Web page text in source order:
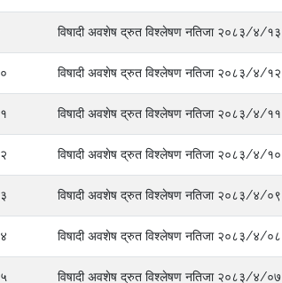
विषादी अवशेष द्रुत विश्लेषण नतिजा २०८३/४/१३
विषादी अवशेष द्रुत विश्लेषण नतिजा २०८३/४/१२
विषादी अवशेष द्रुत विश्लेषण नतिजा २०८३/४/११
विषादी अवशेष द्रुत विश्लेषण नतिजा २०८३/४/१०
विषादी अवशेष द्रुत विश्लेषण नतिजा २०८३/४/०९
विषादी अवशेष द्रुत विश्लेषण नतिजा २०८३/४/०८
विषादी अवशेष द्रुत विश्लेषण नतिजा २०८३/४/०७